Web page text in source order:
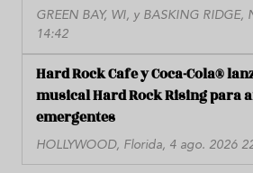
GREEN BAY, WI, y BASKING RIDGE,
14:42
Hard Rock Cafe y Coca-Cola®
musical Hard Rock Rising para
emergentes
HOLLYWOOD, Florida, 4 ago. 2026